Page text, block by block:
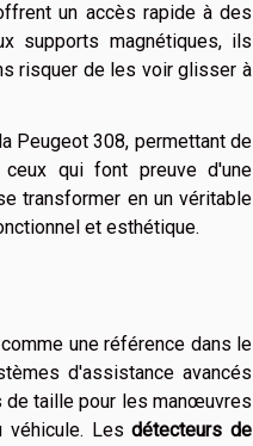
un accès rapide à des
supports magnétiques, ils
risquer de les voir glisser à
Peugeot 308, permettant de
qui font preuve d'une
transformer en un véritable
et esthétique.
une référence dans le
d'assistance avancés
taille pour les manœuvres
véhicule. Lesdétecteurs de